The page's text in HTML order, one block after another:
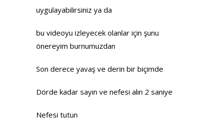
uygulayabilirsiniz ya da
bu videoyu izleyecek olanlar için şunu
önereyim burnumuzdan
Son derece yavaş ve derin bir biçimde
Dörde kadar sayın ve nefesi alın 2 saniye
Nefesi tutun